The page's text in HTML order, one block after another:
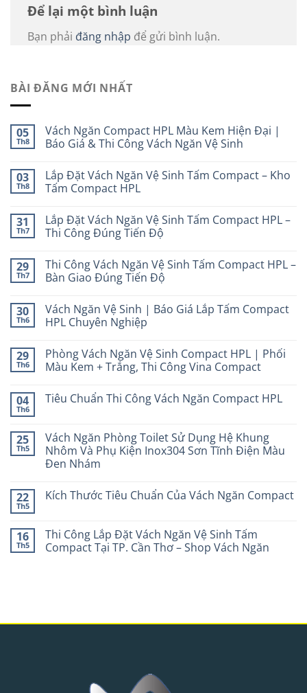
Để lại một bình luận
Bạn phải đăng nhập để gửi bình luận.
BÀI ĐĂNG MỚI NHẤT
05
Th8
Vách Ngăn Compact HPL Màu Kem Hiện Đại |
Báo Giá & Thi Công Vách Ngăn Vệ Sinh
03
Th8
Lắp Đặt Vách Ngăn Vệ Sinh Tấm Compact – Kho
Tấm Compact HPL
31
Th7
Lắp Đặt Vách Ngăn Vệ Sinh Tấm Compact HPL –
Thi Công Đúng Tiến Độ
29
Th7
Thi Công Vách Ngăn Vệ Sinh Tấm Compact HPL –
Bàn Giao Đúng Tiến Độ
30
Th6
Vách Ngăn Vệ Sinh | Báo Giá Lắp Tấm Compact
HPL Chuyên Nghiệp
29
Th6
Phòng Vách Ngăn Vệ Sinh Compact HPL | Phối
Màu Kem + Trắng, Thi Công Vina Compact
04
Th6
Tiêu Chuẩn Thi Công Vách Ngăn Compact HPL
25
Th5
Vách Ngăn Phòng Toilet Sử Dụng Hệ Khung
Nhôm Và Phụ Kiện Inox304 Sơn Tĩnh Điện Màu
Đen Nhám
22
Th5
Kích Thước Tiêu Chuẩn Của Vách Ngăn Compact
16
Th5
Thi Công Lắp Đặt Vách Ngăn Vệ Sinh Tấm
Compact Tại TP. Cần Thơ – Shop Vách Ngăn